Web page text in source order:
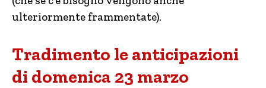
ulteriormente frammentate).
Tradimento le anticipazioni
di domenica 23 marzo